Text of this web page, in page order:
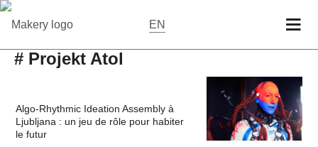
EN
# Projekt Atol
Algo-Rhythmic Ideation Assembly à
Ljubljana : un jeu de rôle pour habiter
le futur